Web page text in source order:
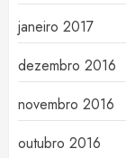
janeiro 2017
dezembro 2016
novembro 2016
outubro 2016